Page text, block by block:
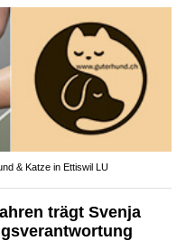
& Katze in Ettiswil LU
trägt Svenja